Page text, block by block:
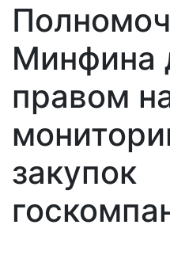
Минфина
правом
закупок